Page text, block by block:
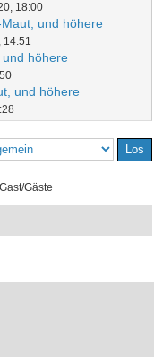
18:00
und höhere
14:51
und höhere
und höhere
Gäste